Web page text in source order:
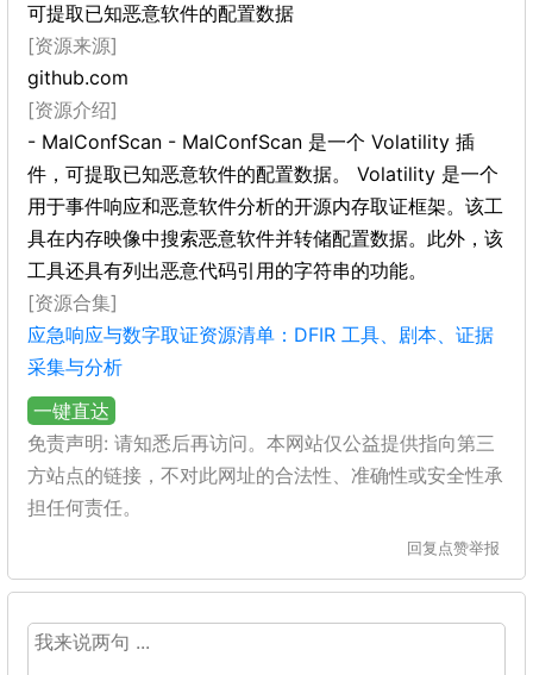
可提取已知恶意软件的配置数据
[资源来源]
github.com
[资源介绍]
- MalConfScan - MalConfScan 是一个 Volatility 插
件，可提取已知恶意软件的配置数据。 Volatility 是一个
用于事件响应和恶意软件分析的开源内存取证框架。该工
具在内存映像中搜索恶意软件并转储配置数据。此外，该
工具还具有列出恶意代码引用的字符串的功能。
[资源合集]
应急响应与数字取证资源清单：DFIR 工具、剧本、证据
采集与分析
一键直达
免责声明: 请知悉后再访问。本网站仅公益提供指向第三
方站点的链接，不对此网址的合法性、准确性或安全性承
担任何责任。
回复 点赞举报